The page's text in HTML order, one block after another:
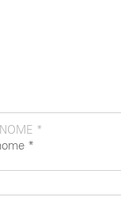
*